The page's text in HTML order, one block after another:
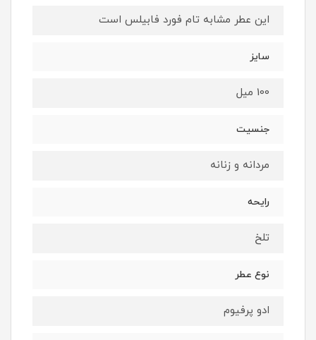
این عطر مشابه تام فورد فابیلس است
سایز
100 میل
جنسیت
مردانه و زنانه
رایحه
تلخ
نوع عطر
ادو پرفیوم